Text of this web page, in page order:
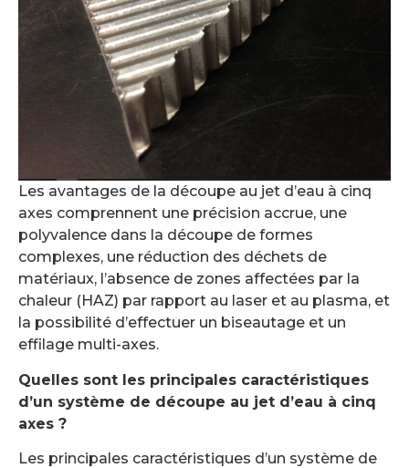
Les avantages de la découpe au jet d’eau à cinq
axes comprennent une précision accrue, une
polyvalence dans la découpe de formes
complexes, une réduction des déchets de
matériaux, l’absence de zones affectées par la
chaleur (HAZ) par rapport au laser et au plasma, et
la possibilité d’effectuer un biseautage et un
effilage multi-axes.
Quelles sont les principales caractéristiques
d’un système de découpe au jet d’eau à cinq
axes ?
Les principales caractéristiques d’un système de